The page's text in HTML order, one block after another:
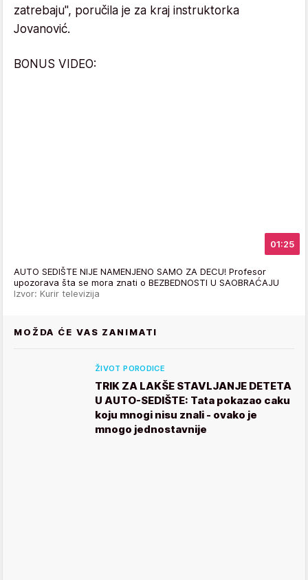
zatrebaju", poručila je za kraj instruktorka
Jovanović.
BONUS VIDEO:
01:25
AUTO SEDIŠTE NIJE NAMENJENO SAMO ZA DECU! Profesor
upozorava šta se mora znati o BEZBEDNOSTI U SAOBRAĆAJU
Izvor: Kurir televizija
MOŽDA ĆE VAS ZANIMATI
ŽIVOT PORODICE
TRIK ZA LAKŠE STAVLJANJE DETETA
U AUTO-SEDIŠTE: Tata pokazao caku
koju mnogi nisu znali - ovako je
mnogo jednostavnije